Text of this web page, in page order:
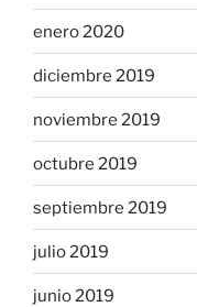
enero 2020
diciembre 2019
noviembre 2019
octubre 2019
septiembre 2019
julio 2019
junio 2019